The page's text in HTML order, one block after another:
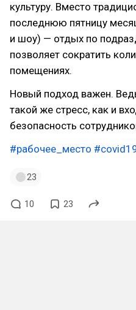
культуру. Вместо
последнюю пятницу
и шоу) — отдых по
позволяет сократить
помещениях.
Новый подход важен.
такой же стресс, как и
безопасность
#рабочее_место
23
10 23